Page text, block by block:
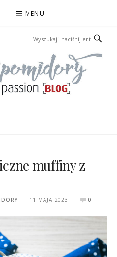
MENU
muffiny z
11 MAJA 2023 0